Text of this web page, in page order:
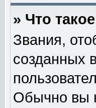
» Что
Звания,
созданных
Обычно вы